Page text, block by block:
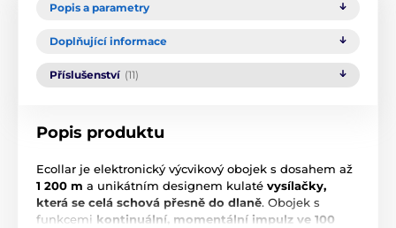
Popis a parametry
Doplňující informace
Příslušenství (11)
Popis produktu
Ecollar je elektronický výcvikový obojek s dosahem až
1 200 m a unikátním designem kulaté vysílačky,
která se celá schová přesně do dlaně. Obojek s
funkcemi kontinuální, momentální impulz ve 100